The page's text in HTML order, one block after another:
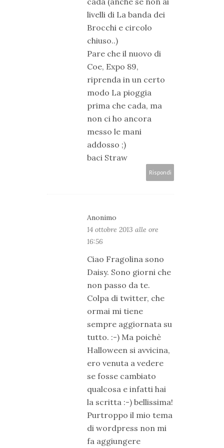
livelli di La banda dei
Brocchi e circolo
chiuso..)
Pare che il nuovo di
Coe, Expo 89,
riprenda in un certo
modo La pioggia
prima che cada, ma
non ci ho ancora
messo le mani
addosso ;)
baci Straw
Rispondi
Anonimo
14 ottobre 2013 alle ore
16:56
Ciao Fragolina sono
Daisy. Sono giorni che
non passo da te.
Colpa di twitter, che
ormai mi tiene
sempre aggiornata su
tutto. :-) Ma poichè
Halloween si avvicina,
ero venuta a vedere
se fosse cambiato
qualcosa e infatti hai
la scritta :-) bellissima!
Purtroppo il mio tema
di wordpress non mi
fa aggiungere